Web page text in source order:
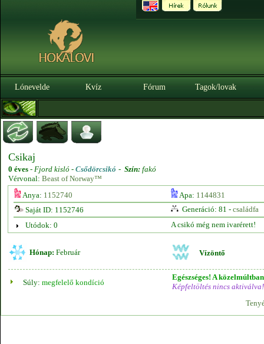
Lónevelde Kvíz Fórum Tagok/lovak
Csikaj
0 éves - Fjord kisló - Csődörcsikó - Szín: fakó
Vérvonal: Beast of Norway™
Anya: 1152740 Apa: 1144831
Saját ID: 1152746
Generáció: 81 - családfa
Utódok: 0
A csikó még nem ivarérett!
Hónap: Február Vízöntő
Súly: megfelelő kondíció
Egészséges! A
Képfeltöltés nincs aktiválva!